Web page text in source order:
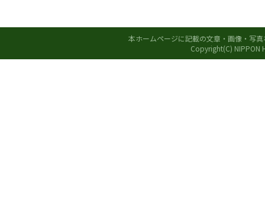
本ホームページに記載の文章・画像・写
Copyright(C) NIPPON